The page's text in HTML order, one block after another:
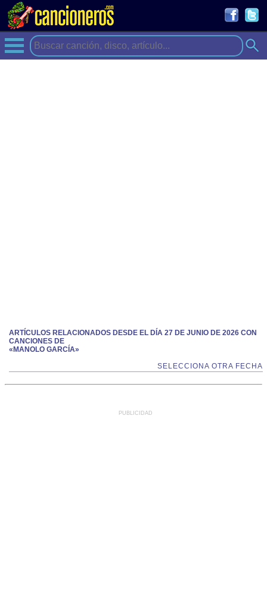
ARTÍCULOS RELACIONADOS DESDE EL DÍA 27 DE JUNIO DE 2026 CON
CANCIONES DE
«MANOLO GARCÍA»
SELECCIONA OTRA FECHA
PUBLICIDAD